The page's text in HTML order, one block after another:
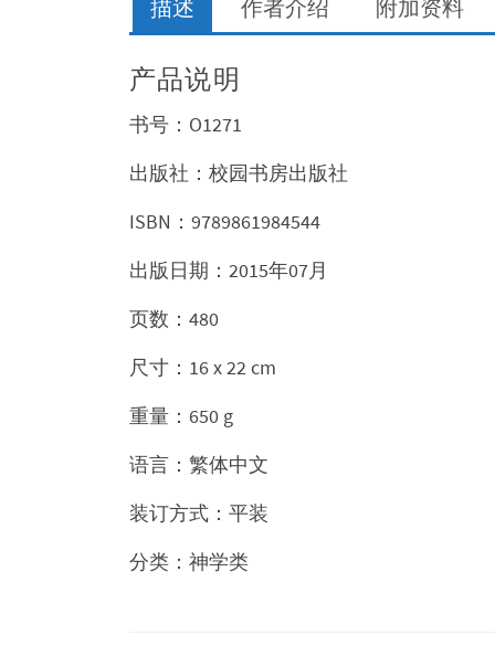
描述 作者介绍 附加资料
产品说明
书号：O1271
出版社：校园书房出版社
ISBN：9789861984544
出版日期：2015年07月
页数：480
尺寸：16 x 22 cm
重量：650 g
语言：繁体中文
装订方式：平装
分类：神学类